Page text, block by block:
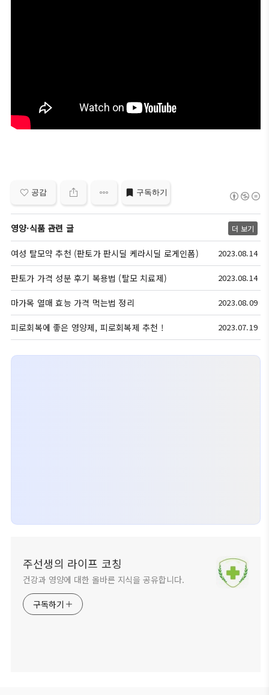
공감 구독하기
영양·식품 관련 글 더 보기
여성 탈모약 추천 (판토가 판시딜 케라시딜 로게인폼) 2023.08.14
판토가 가격 성분 후기 복용법 (탈모 치료제) 2023.08.14
마가목 열매 효능 가격 먹는법 정리 2023.08.09
피로회복에 좋은 영양제, 피로회복제 추천 ! 2023.07.19
주선생의 라이프 코칭
건강과 영양에 대한 올바른 지식을 공유합니다.
구독하기